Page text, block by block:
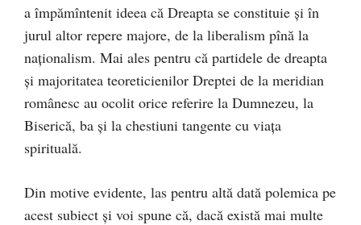
a împămîntenit ideea că Dreapta se constituie și în
jurul altor repere majore, de la liberalism pînă la
naționalism. Mai ales pentru că partidele de dreapta
și majoritatea teoreticienilor Dreptei de la meridian
românesc au ocolit orice referire la Dumnezeu, la
Biserică, ba și la chestiuni tangente cu viața
spirituală.
Din motive evidente, las pentru altă dată polemica pe
acest subiect și voi spune că, dacă există mai multe